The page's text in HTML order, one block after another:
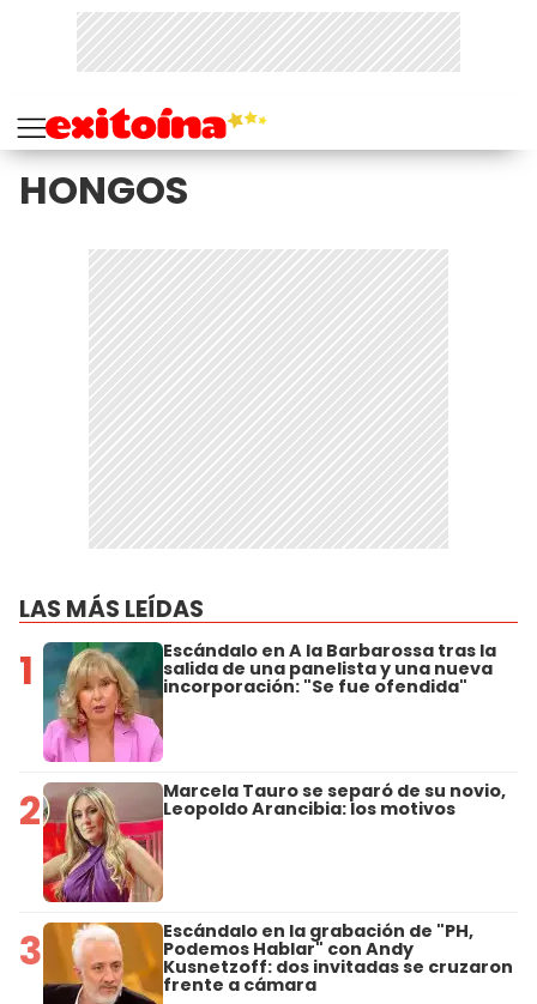
HONGOS
LAS MÁS LEÍDAS
1 Escándalo en A la Barbarossa tras la
salida de una panelista y una nueva
incorporación: "Se fue ofendida"
2 Marcela Tauro se separó de su novio,
Leopoldo Arancibia: los motivos
3 Escándalo en la grabación de "PH,
Podemos Hablar" con Andy
Kusnetzoff: dos invitadas se cruzaron
frente a cámara